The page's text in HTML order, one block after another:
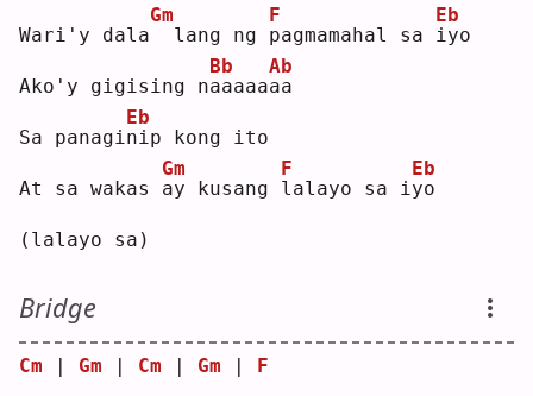
Wari'y dala
Gm
lang ng p
F
agmamahal sa
i
Eb
yo
Ako'y gigising na
Bb
aaaaa
Ab
a
Sa panagi n
Eb
ip kong ito
At sa wakas a
Gm
y kusang l
F
alayo sa i y
Eb
o
(lalayo sa)
Bridge
Cm | Gm | Cm | Gm | F